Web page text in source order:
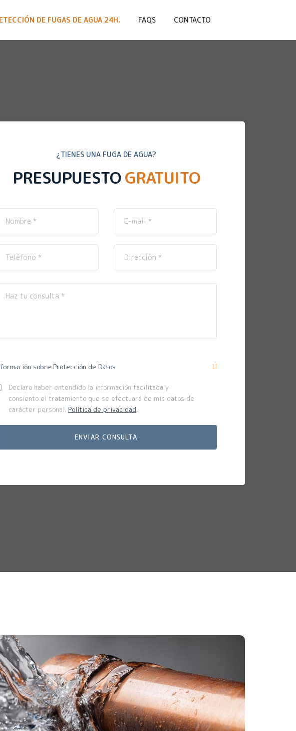
DE FUGAS DE AGUA 24H. FAQS CONTACTO
¿TIENES UNA FUGA DE AGUA?
PRESUPUESTOGRATUITO
sobre Protección de Datos
Declaro haber entendido la información facilitada y
consiento el tratamiento que se efectuará de mis datos de
carácter personal. Política de privacidad.